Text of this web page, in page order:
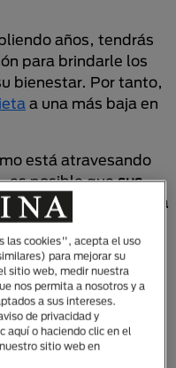
años, tendrás
para brindarle los
bienestar. Por tanto,
a una más baja en
está atravesando
es posible quesus
de la misma manera
para adultos
del perro
de la naturaleza
patas envejezca.
las cookies", acepta el uso
para mejorar su
sitio web, medir nuestra
nos permita a nosotros y a
a sus intereses.
de privacidad y
aquí o haciendo clic en el
sitio web en